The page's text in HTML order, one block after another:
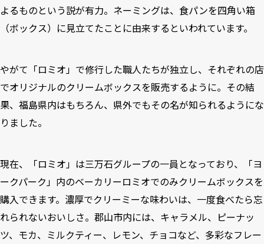
よるものという説が有力。ネーミングは、食パンを四角い箱
（ボックス）に見立てたことに由来するといわれています。
やがて「ロミオ」で修行した職人たちが独立し、それぞれの店
でオリジナルのクリームボックスを販売するように。その結
果、福島県内はもちろん、県外でもその名が知られるようにな
りました。
現在、「ロミオ」は三万石グループの一員となっており、「ヨ
ークパーク」内のベーカリーロミオでのみクリームボックスを
購入できます。濃厚でクリーミーな味わいは、一度食べたら忘
れられないおいしさ。郡山市内には、キャラメル、ピーナッ
ツ、モカ、ミルクティー、レモン、チョコなど、多彩なフレー